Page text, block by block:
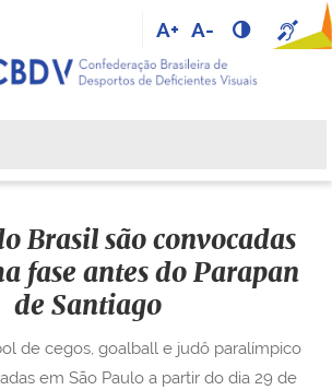
A+ A-
Brasil são convocadas
fase antes do Parapan
de Santiago
de cegos, goalball e judô paralímpico
em São Paulo a partir do dia 29 de